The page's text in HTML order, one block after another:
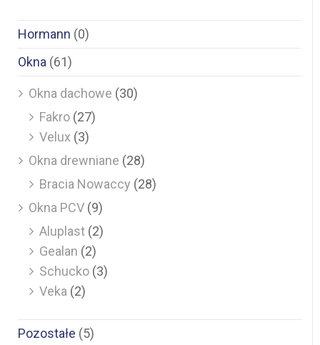
Hormann (0)
Okna (61)
Okna dachowe (30)
Fakro (27)
Velux (3)
Okna drewniane (28)
Bracia Nowaccy (28)
Okna PCV (9)
Aluplast (2)
Gealan (2)
Schucko (3)
Veka (2)
Pozostałe (5)